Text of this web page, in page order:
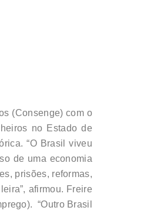
(Consenge) com o
no Estado de
“O Brasil viveu
de uma economia
prisões, reformas,
afirmou. Freire
“Outro Brasil